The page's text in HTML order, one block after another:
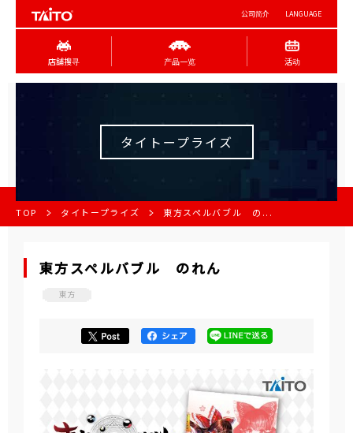
公司简介 LANGUAGE
店舖搜寻 产品一览 活动
タイトープライズ
TOP タイトープライズ 東方スペルバブル の...
東方スペルバブル のれん
東方